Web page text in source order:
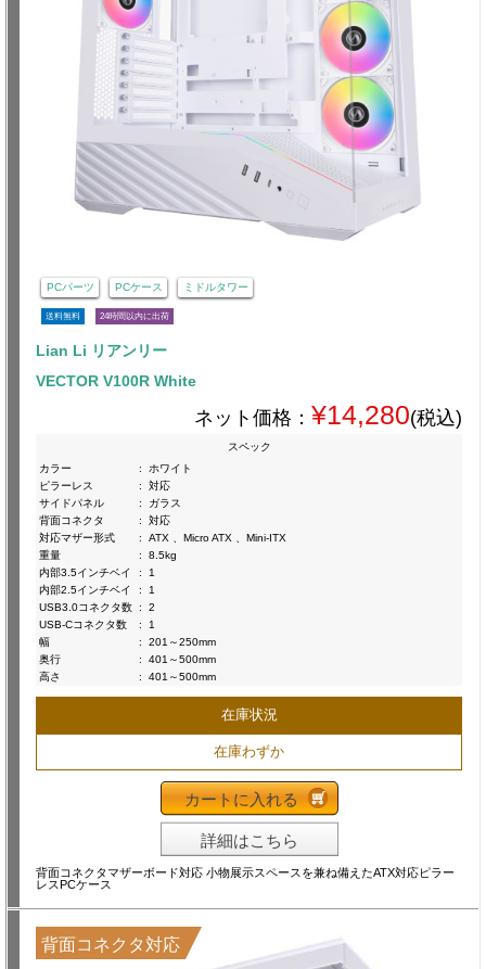
PCパーツ PCケース ミドルタワー
送料無料 24時間以内に出荷
Lian Li リアンリー
VECTOR V100R White
ネット価格： ¥14,280(税込)
スペック
カラー
:
ホワイト
ピラーレス
:
対応
サイドパネル
:
ガラス
背面コネクタ
:
対応
対応マザー形式
:
ATX 、Micro ATX 、Mini-ITX
重量
:
8.5kg
内部3.5インチベイ
:
1
内部2.5インチベイ
:
1
USB3.0コネクタ数 :
2
USB-Cコネクタ数
:
1
幅
:
201～250mm
奥行
:
401～500mm
高さ
: 401～500mm
在庫状況
在庫わずか
カートに入れる
詳細はこちら
背面コネクタマザーボード対応 小物展示スペースを兼ね備えたATX対応ピラー
レスPCケース
背面コネクタ対応